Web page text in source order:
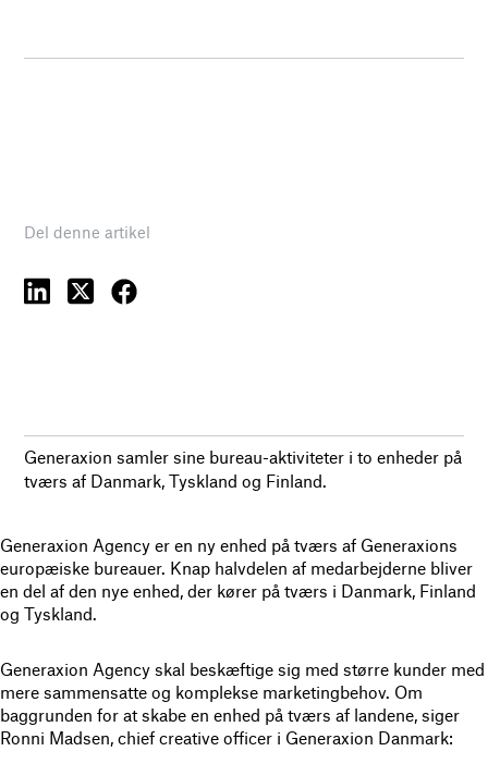
Del denne artikel
Generaxion samler sine bureau-aktiviteter i to enheder på
tværs af Danmark, Tyskland og Finland.
Generaxion Agency er en ny enhed på tværs af Generaxions
europæiske bureauer. Knap halvdelen af medarbejderne bliver
en del af den nye enhed, der kører på tværs i Danmark, Finland
og Tyskland.
Generaxion Agency skal beskæftige sig med større kunder med
mere sammensatte og komplekse marketingbehov. Om
baggrunden for at skabe en enhed på tværs af landene, siger
Ronni Madsen, chief creative officer i Generaxion Danmark: